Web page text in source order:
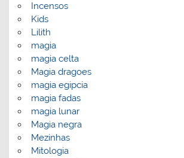
Incensos
Kids
Lilith
magia
magia celta
Magia dragoes
magia egipcia
magia fadas
magia lunar
Magia negra
Mezinhas
Mitologia